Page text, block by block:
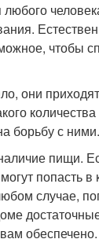
чтобы
они
борьбу с ними.
пищи.
попасть в
случае,
обеспечено.